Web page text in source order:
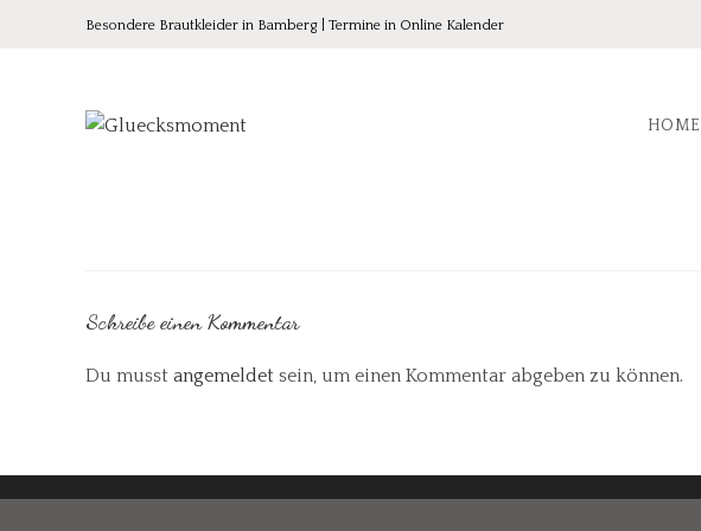
Besondere Brautkleider in Bamberg | Termine in Online Kalender
HOME
Schreibe einen Kommentar
Du musst angemeldet sein, um einen Kommentar abgeben zu können.